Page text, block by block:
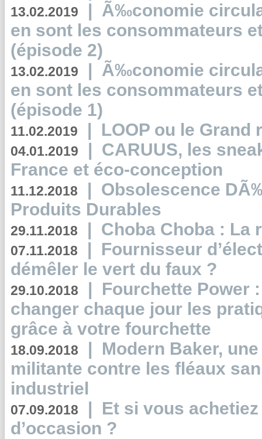
13.02.2019 | Ã‰conomie
en sont les consommateurs
(épisode 2)
13.02.2019 | Ã‰conomie
en sont les consommateurs
(épisode 1)
11.02.2019 | LOOP ou le Grand
04.01.2019 | CARUUS, les
France et éco-conception
11.12.2018 | Obsolescence
Produits Durables
29.11.2018 | Choba Choba : La
07.11.2018 | Fournisseur
démêler le vert du faux ?
29.10.2018 | Fourchette Power
changer chaque jour les
grâce à votre fourchette
18.09.2018 | Modern Baker,
militante contre les fléaux
industriel
07.09.2018 | Et si vous
d’occasion ?